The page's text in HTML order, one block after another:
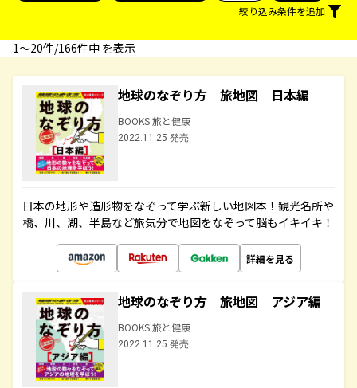
絞り込み条件を追加
1〜20件/166件中 を表示
地球のなぞり方 旅地図 日本編
BOOKS 旅と健康
2022.11.25 発売
日本の地形や造形物をなぞって学ぶ新しい地図本！観光名所や
橋、川、湖、半島など旅気分で地図をなぞって脳もイキイキ！
詳細を見る
地球のなぞり方 旅地図 アジア編
BOOKS 旅と健康
2022.11.25 発売